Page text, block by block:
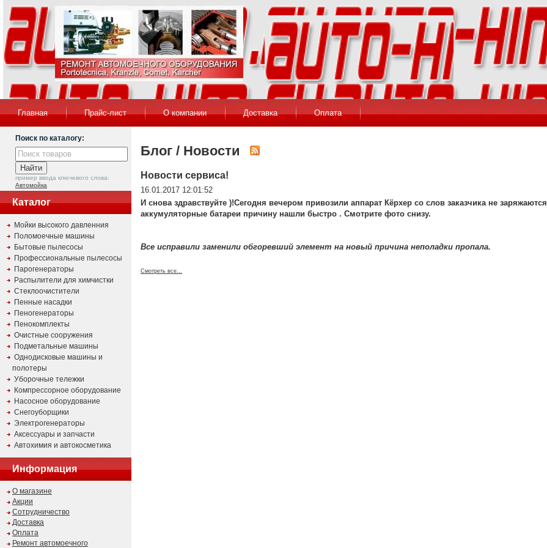
Главная Прайс-лист О компании Доставка Оплата
Поиск по каталогу:
пример ввода ключевого слова:
Автомойка
Каталог
Мойки высокого давленния
Поломоечные машины
Бытовые пылесосы
Профессиональные пылесосы
Парогенераторы
Распылители для химчистки
Стеклоочистители
Пенные насадки
Пеногенераторы
Пенокомплекты
Очистные сооружения
Подметальные машины
Однодисковые машины и
полотеры
Уборочные тележки
Компрессорное оборудование
Насосное оборудование
Снегоуборщики
Электрогенераторы
Аксессуары и запчасти
Автохимия и автокосметика
Информация
О магазине
Акции
Сотрудничество
Доставка
Оплата
Ремонт автомоечного
Блог / Новости
Новости сервиса!
16.01.2017 12:01:52
И снова здравствуйте )!Сегодня вечером привозили аппарат Кёрхер со слов заказчика не заряжаются
аккумуляторные батареи причину нашли быстро . Смотрите фото снизу.
Все исправили заменили обгоревший элемент на новый причина неполадки пропала.
Смотреть все...